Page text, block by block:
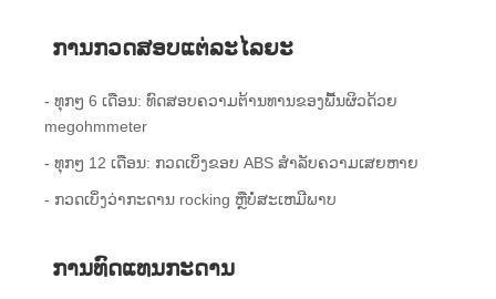
ການກວດສອບແຕ່ລະໄລຍະ
- ທຸກໆ 6 ເດືອນ: ທົດສອບຄວາມຕ້ານທານຂອງພື້ນຜິວດ້ວຍ
megohmmeter
- ທຸກໆ 12 ເດືອນ: ກວດເບິ່ງຂອບ ABS ສໍາລັບຄວາມເສຍຫາຍ
- ກວດ​ເບິ່ງ​ວ່າ​ກະ​ດານ rocking ຫຼື​ບໍ່​ສະ​ເຫມີ​ພາບ​
ການທົດແທນກະດານ